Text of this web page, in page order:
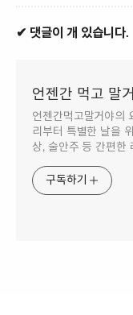
✔ 댓글이 개 있습니다.
언젠간 먹고 말
언젠간먹고말거야의
리부터 특별한 날을
상, 술안주 등 간편한
구독하기